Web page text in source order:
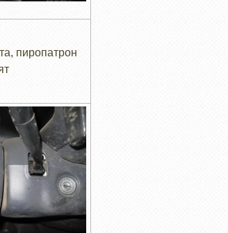
пиропатрон